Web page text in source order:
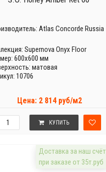
Atlas Concorde Russia
Supernova Onyx Floor
600x600 мм
матовая
10706
Цена: 2 814 руб/м2
КУПИТЬ
Доставка за наш счёт
при заказе от 35т.руб